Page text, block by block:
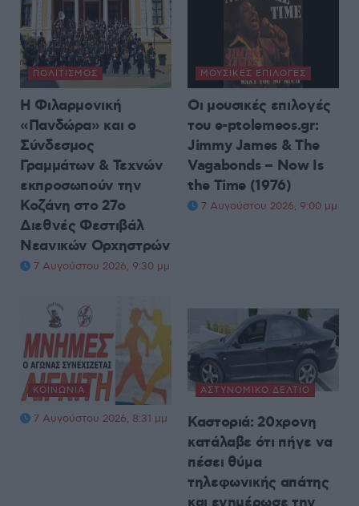
ΠΟΛΙΤΙΣΜΌΣ
Η Φιλαρμονική
«Πανδώρα» και ο
Σύνδεσμος
Γραμμάτων & Τεχνών
εκπροσωπούν την
Κοζάνη στο 27ο
Διεθνές Φεστιβάλ
Νεανικών Ορχηστρών
7 Αυγούστου 2026, 9:30 μμ
ΜΟΥΣΙΚΈΣ ΕΠΙΛΟΓΈΣ
Οι μουσικές επιλογές
του e-ptolemeos.gr:
Jimmy James & The
Vagabonds – Now Is
the Time (1976)
7 Αυγούστου 2026, 9:00 μμ
ΚΟΙΝΩΝΊΑ
7 Αυγούστου 2026, 8:31 μμ
ΑΣΤΥΝΟΜΙΚΌ ΔΕΛΤΊΟ
Καστοριά: 20χρονη
κατάλαβε ότι πήγε να
πέσει θύμα
τηλεφωνικής απάτης